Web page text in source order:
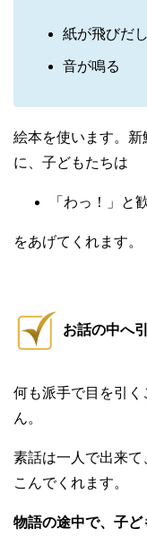
紙が飛びだ
音が鳴る
絵本を使います。新
に、子どもたちは
「わっ！」と
をあげてくれます。
お話の中へ
何も派手で目を引
ん。
素話は一人で出来て
こんでくれます。
物語の途中で、子